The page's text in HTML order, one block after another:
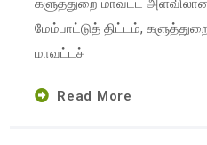
களுத்துறை மாவட்ட
மேம்பாட்டுத் திட்டம்,
மாவட்டச்
Read More